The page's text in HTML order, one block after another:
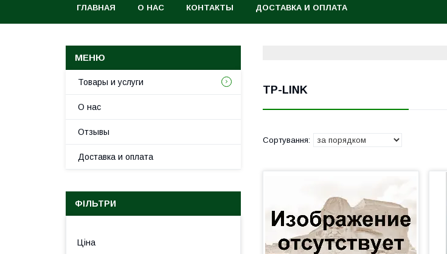
ГЛАВНАЯ О НАС КОНТАКТЫ ДОСТАВКА И ОПЛАТА
TP-LINK
Товары и услуги
О нас
Отзывы
Доставка и оплата
ФІЛЬТРИ
Ціна